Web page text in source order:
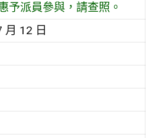
予派員參與，請查照。
月 12 日